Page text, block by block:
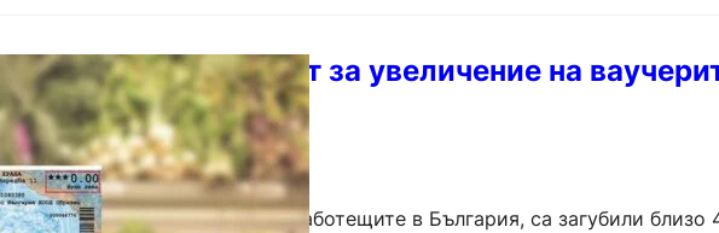
настояват за увеличение на
до 300 лева
–12.03.2025
за храна, които получават работещите в България, са загубили близо